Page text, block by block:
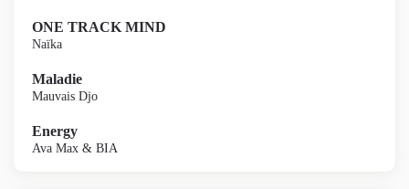
ONE TRACK MIND
Naïka
Maladie
Mauvais Djo
Energy
Ava Max & BIA